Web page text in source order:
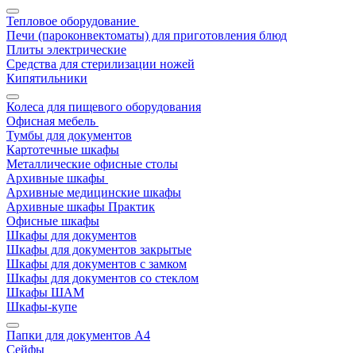
Тепловое оборудование
Печи (пароконвектоматы) для приготовления блюд
Плиты электрические
Средства для стерилизации ножей
Кипятильники
Колеса для пищевого оборудования
Офисная мебель
Тумбы для документов
Картотечные шкафы
Металлические офисные столы
Архивные шкафы
Архивные медицинские шкафы
Архивные шкафы Практик
Офисные шкафы
Шкафы для документов
Шкафы для документов закрытые
Шкафы для документов с замком
Шкафы для документов со стеклом
Шкафы ШАМ
Шкафы-купе
Папки для документов A4
Сейфы